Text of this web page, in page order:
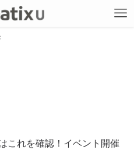
これを確認！イベント開催